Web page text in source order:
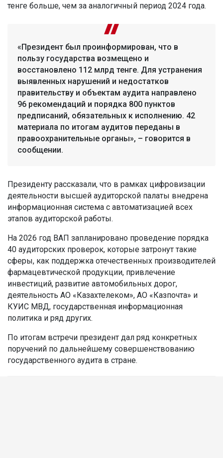
тенге больше, чем за аналогичный период 2024 года.
«Президент был проинформирован, что в
пользу государства возмещено и
восстановлено 112 млрд тенге. Для устранения
выявленных нарушений и недостатков
правительству и объектам аудита направлено
96 рекомендаций и порядка 800 пунктов
предписаний, обязательных к исполнению. 42
материала по итогам аудитов переданы в
правоохранительные органы», – говорится в
сообщении.
Президенту рассказали, что в рамках цифровизации
деятельности высшей аудиторской палаты внедрена
информационная система с автоматизацией всех
этапов аудиторской работы.
На 2026 год ВАП запланировано проведение порядка
40 аудиторских проверок, которые затронут такие
сферы, как поддержка отечественных производителей
фармацевтической продукции, привлечение
инвестиций, развитие автомобильных дорог,
деятельность АО «Казахтелеком», АО «Казпочта» и
КУИС МВД, государственная информационная
политика и ряд других.
По итогам встречи президент дал ряд конкретных
поручений по дальнейшему совершенствованию
государственного аудита в стране.